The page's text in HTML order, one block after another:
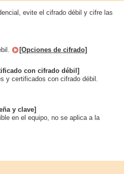
evite el cifrado débil y cifre las
[Opciones de cifrado]
con cifrado débil]
y certificados con cifrado débil.
y clave]
en el equipo, no se aplica a la